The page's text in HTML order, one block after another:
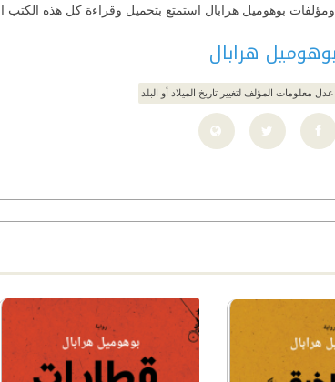
بوهوميل هرابال استمتع بتحميل وقراءة كل هذه الكتب
بوهوميل هرابال
عدل معلومات المؤلف لتغيير تاريخ الميلاد أو البلد